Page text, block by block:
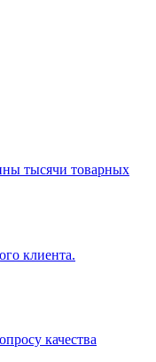
тысячи товарных
клиента.
качества